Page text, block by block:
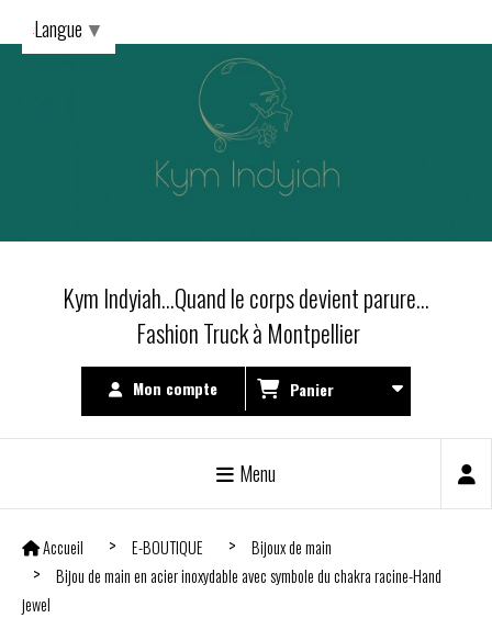
Kym Indyiah...Quand le corps devient parure...
Fashion Truck à Montpellier
Mon compte Panier
Menu
Accueil E-BOUTIQUE
Bijoux de main
Bijou de main en acier inoxydable avec symbole du chakra racine-Hand
jewel
Langue ▼